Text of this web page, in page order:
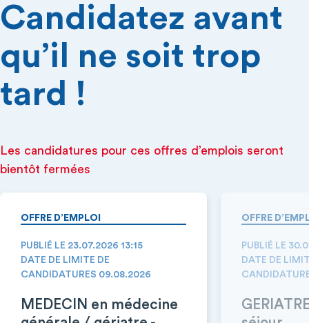
Candidatez avant
qu’il ne soit trop
tard !
Les candidatures pour ces offres d’emplois seront
bientôt fermées
OFFRE D’EMPLOI
PUBLIÉ LE 23.07.2026 13:15
DATE DE LIMITE DE
CANDIDATURES 09.08.2026
MEDECIN en médecine
OFFRE
PUBLIÉ LE
DATE DE